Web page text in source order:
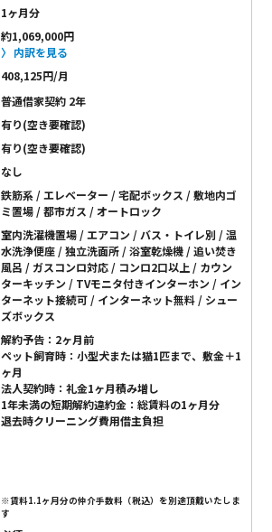
1ヶ月分
約1,069,000円
内訳を見る
408,125円/月
普通借家契約 2年
有り(空き要確認)
有り(空き要確認)
なし
鉄筋系 / エレベーター / 宅配ボックス / 敷地内ゴ
ミ置場 / 都市ガス / オートロック
室内洗濯機置場 / エアコン / バス・トイレ別 / 温
水洗浄便座 / 独立洗面所 / 浴室乾燥機 / 追い焚き
風呂 / ガスコンロ対応 / コンロ2口以上 / カウン
ターキッチン / TVモニタ付きインターホン / イン
ターネット接続可 / インターネット無料 / シュー
ズボックス
解約予告：2ヶ月前
ペット飼育時：小型犬または猫1匹まで、敷金＋1
ヶ月
法人契約時：礼金1ヶ月積み増し
1年未満の短期解約違約金：総賃料の1ヶ月分
退去時クリーニング費用借主負担
※賃料1.1ヶ月分の仲介手数料（税込）を別途頂戴いたしま
す